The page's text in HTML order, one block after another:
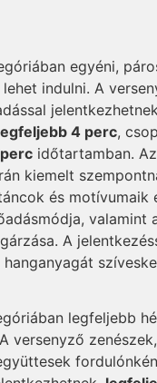
egyéni,
indulni. A
4 perc,
időtartamban.
kiemelt
és motívumaik
valamint
A
legfeljebb
versenyző